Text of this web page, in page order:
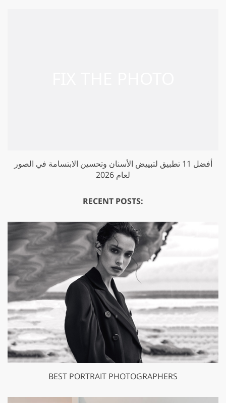
أفضل 11 تطبيق لتبييض الأسنان وتحسين الابتسامة في الصور
لعام 2026
RECENT POSTS:
BEST PORTRAIT PHOTOGRAPHERS